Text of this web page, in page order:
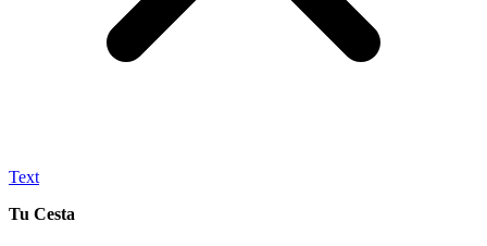
Text
Tu Cesta